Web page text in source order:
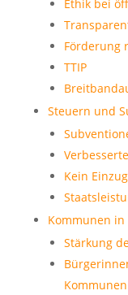
Ethik bei
Förderung
TTIP
Steuern und
Kein
Kommunen
Stärkung
Kommunen